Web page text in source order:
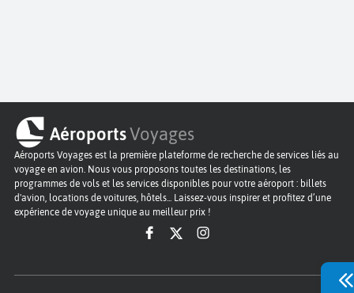
AéroportsVoyages
Aéroports Voyages est la première plateforme de recherche de services liés au
voyage en avion. Nous vous proposons toutes les destinations, les
programmes de vols et les services disponibles pour votre aéroport : billets
d'avion, locations de voitures, hôtels... Laissez-vous inspirer et profitez d’une
expérience de voyage unique au meilleur prix !